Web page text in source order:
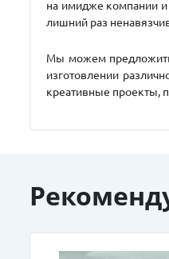
на имидже компании и
лишний раз
Мы можем предложить
изготовлении
креативные проекты,